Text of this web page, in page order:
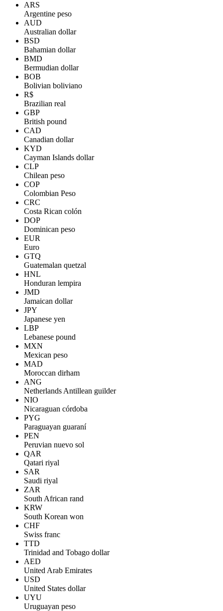
ARS
Argentine peso
AUD
Australian dollar
BSD
Bahamian dollar
BMD
Bermudian dollar
BOB
Bolivian boliviano
R$
Brazilian real
GBP
British pound
CAD
Canadian dollar
KYD
Cayman Islands dollar
CLP
Chilean peso
COP
Colombian Peso
CRC
Costa Rican colón
DOP
Dominican peso
EUR
Euro
GTQ
Guatemalan quetzal
HNL
Honduran lempira
JMD
Jamaican dollar
JPY
Japanese yen
LBP
Lebanese pound
MXN
Mexican peso
MAD
Moroccan dirham
ANG
Netherlands Antillean guilder
NIO
Nicaraguan córdoba
PYG
Paraguayan guaraní
PEN
Peruvian nuevo sol
QAR
Qatari riyal
SAR
Saudi riyal
ZAR
South African rand
KRW
South Korean won
CHF
Swiss franc
TTD
Trinidad and Tobago dollar
AED
United Arab Emirates
USD
United States dollar
UYU
Uruguayan peso